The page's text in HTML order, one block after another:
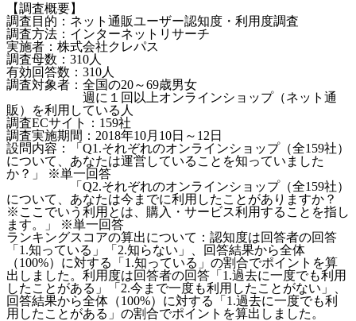
【調査概要】
調査目的：ネット通販ユーザー認知度・利用度調査
調査方法：インターネットリサーチ
実施者：株式会社クレパス
調査母数：310人
有効回答数：310人
調査対象者：全国の20～69歳男女
週に１回以上オンラインショップ（ネット通
販）を利用している人
調査ECサイト：159社
調査実施期間：2018年10月10日～12日
設問内容：「Q1.それぞれのオンラインショップ（全159社）
について、あなたは運営していることを知っていました
か？」 ※単一回答
「Q2.それぞれのオンラインショップ（全159社）
について、あなたは今までに利用したことがありますか？
※ここでいう利用とは、購入・サービス利用することを指し
ます。」 ※単一回答
ランキングスコアの算出について：認知度は回答者の回答
「1.知っている」「2.知らない」、回答結果から全体
（100%）に対する「1.知っている」の割合でポイントを算
出しました。利用度は回答者の回答「1.過去に一度でも利用
したことがある」「2.今まで一度も利用したことがない」、
回答結果から全体（100%）に対する「1.過去に一度でも利
用したことがある」の割合でポイントを算出しました。